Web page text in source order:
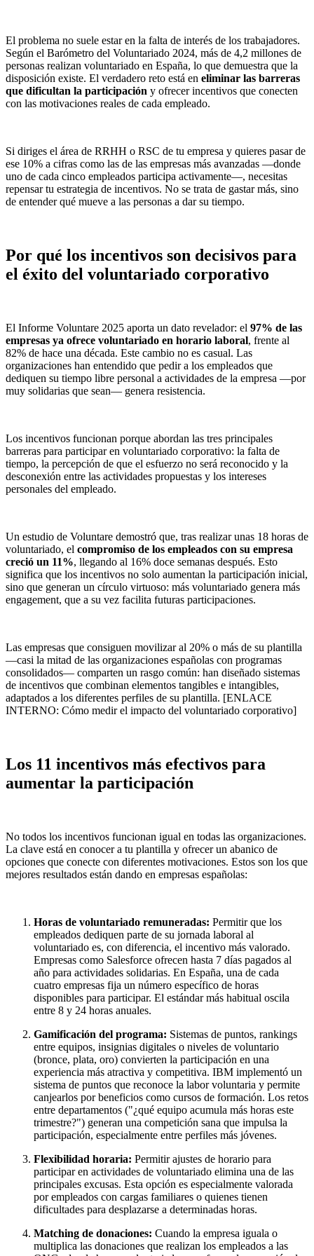
El problema no suele estar en la falta de interés de los trabajadores.
Según el Barómetro del Voluntariado 2024, más de 4,2 millones de
personas realizan voluntariado en España, lo que demuestra que la
disposición existe. El verdadero reto está en eliminar las barreras
que dificultan la participación y ofrecer incentivos que conecten
con las motivaciones reales de cada empleado.
Si diriges el área de RRHH o RSC de tu empresa y quieres pasar de
ese 10% a cifras como las de las empresas más avanzadas —donde
uno de cada cinco empleados participa activamente—, necesitas
repensar tu estrategia de incentivos. No se trata de gastar más, sino
de entender qué mueve a las personas a dar su tiempo.
Por qué los incentivos son decisivos para
el éxito del voluntariado corporativo
El Informe Voluntare 2025 aporta un dato revelador: el 97% de las
empresas ya ofrece voluntariado en horario laboral, frente al
82% de hace una década. Este cambio no es casual. Las
organizaciones han entendido que pedir a los empleados que
dediquen su tiempo libre personal a actividades de la empresa —por
muy solidarias que sean— genera resistencia.
Los incentivos funcionan porque abordan las tres principales
barreras para participar en voluntariado corporativo: la falta de
tiempo, la percepción de que el esfuerzo no será reconocido y la
desconexión entre las actividades propuestas y los intereses
personales del empleado.
Un estudio de Voluntare demostró que, tras realizar unas 18 horas de
voluntariado, el compromiso de los empleados con su empresa
creció un 11%, llegando al 16% doce semanas después. Esto
significa que los incentivos no solo aumentan la participación inicial,
sino que generan un círculo virtuoso: más voluntariado genera más
engagement, que a su vez facilita futuras participaciones.
Las empresas que consiguen movilizar al 20% o más de su plantilla
—casi la mitad de las organizaciones españolas con programas
consolidados— comparten un rasgo común: han diseñado sistemas
de incentivos que combinan elementos tangibles e intangibles,
adaptados a los diferentes perfiles de su plantilla. [ENLACE
INTERNO: Cómo medir el impacto del voluntariado corporativo]
Los 11 incentivos más efectivos para
aumentar la participación
No todos los incentivos funcionan igual en todas las organizaciones.
La clave está en conocer a tu plantilla y ofrecer un abanico de
opciones que conecte con diferentes motivaciones. Estos son los que
mejores resultados están dando en empresas españolas:
Horas de voluntariado remuneradas: Permitir que los
empleados dediquen parte de su jornada laboral al
voluntariado es, con diferencia, el incentivo más valorado.
Empresas como Salesforce ofrecen hasta 7 días pagados al
año para actividades solidarias. En España, una de cada
cuatro empresas fija un número específico de horas
disponibles para participar. El estándar más habitual oscila
entre 8 y 24 horas anuales.
Gamificación del programa: Sistemas de puntos, rankings
entre equipos, insignias digitales o niveles de voluntario
(bronce, plata, oro) convierten la participación en una
experiencia más atractiva y competitiva. IBM implementó un
sistema de puntos que reconoce la labor voluntaria y permite
canjearlos por beneficios como cursos de formación. Los retos
entre departamentos ("¿qué equipo acumula más horas este
trimestre?") generan una competición sana que impulsa la
participación, especialmente entre perfiles más jóvenes.
Flexibilidad horaria: Permitir ajustes de horario para
participar en actividades de voluntariado elimina una de las
principales excusas. Esta opción es especialmente valorada
por empleados con cargas familiares o quienes tienen
dificultades para desplazarse a determinadas horas.
Matching de donaciones: Cuando la empresa iguala o
multiplica las donaciones que realizan los empleados a las